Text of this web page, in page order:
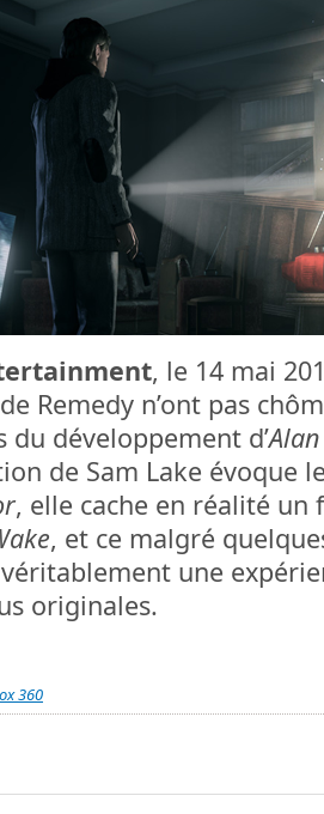
, le 14 mai
Remedy n’ont pas
du développement d’
de Sam Lake évoque
, elle cache en réalité un
, et ce malgré
une
originales.
360